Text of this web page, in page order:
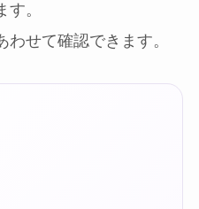
。
せて確認できます。